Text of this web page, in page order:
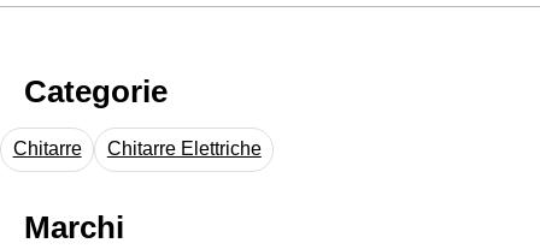
Categorie
Chitarre Chitarre Elettriche
Marchi